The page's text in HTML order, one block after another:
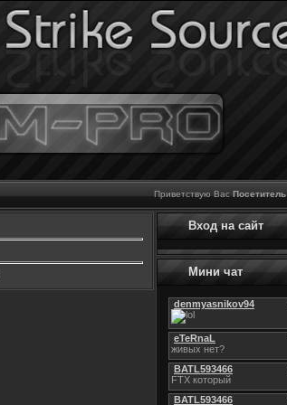
Приветствую Вас Посетитель
Вход на сайт
Мини чат